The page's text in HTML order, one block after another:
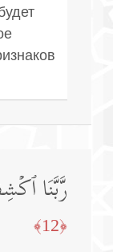
رَّبَّنَا
﴿12﴾